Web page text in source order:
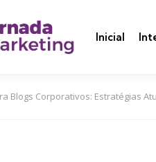
Inicial
Blogs Corporativos: Estratégias